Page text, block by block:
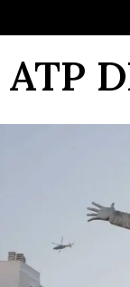
ATP